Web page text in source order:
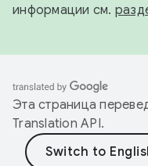
информации см.
Эта страница
Translation API.